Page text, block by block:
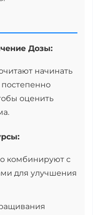
Дозы:
начинать
оценить
комбинируют с
для улучшения